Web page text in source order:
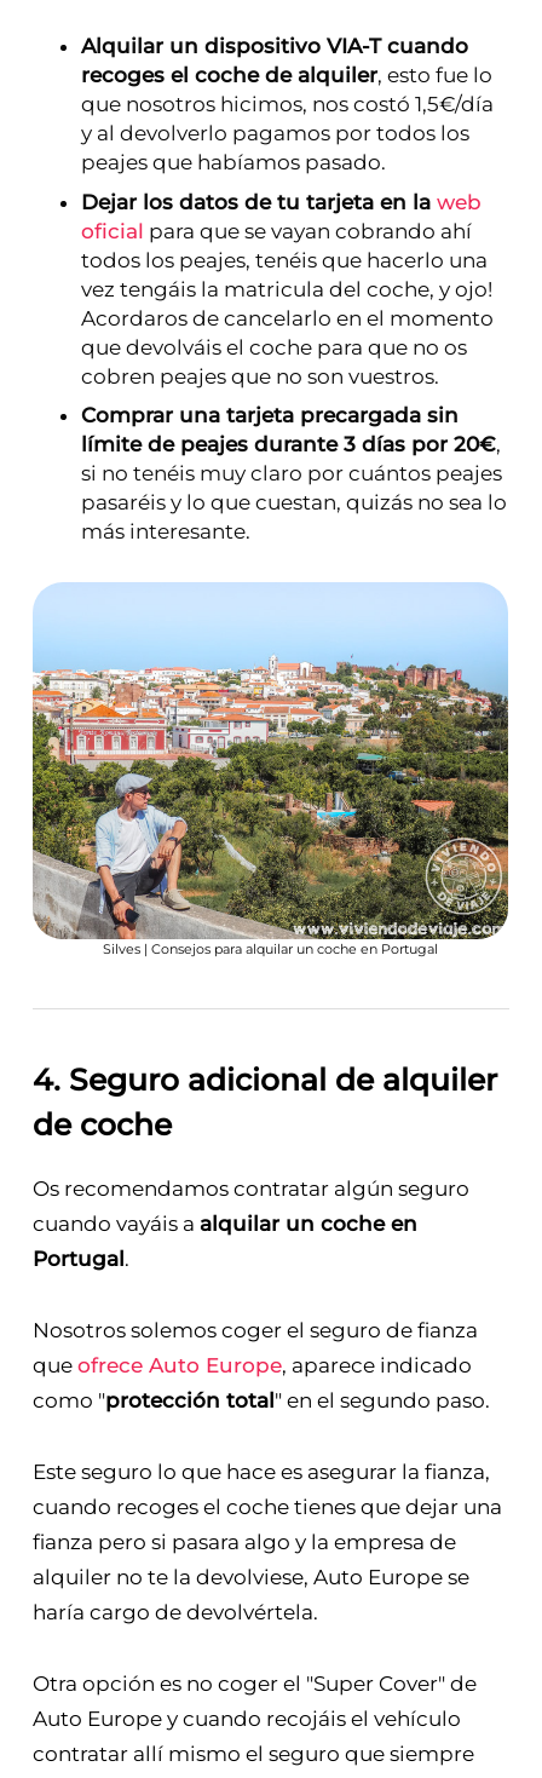
Alquilar un dispositivo VIA-T cuando
recoges el coche de alquiler, esto fue lo
que nosotros hicimos, nos costó 1,5€/día
y al devolverlo pagamos por todos los
peajes que habíamos pasado.
Dejar los datos de tu tarjeta en la web
oficial para que se vayan cobrando ahí
todos los peajes, tenéis que hacerlo una
vez tengáis la matricula del coche, y ojo!
Acordaros de cancelarlo en el momento
que devolváis el coche para que no os
cobren peajes que no son vuestros.
Comprar una tarjeta precargada sin
límite de peajes durante 3 días por 20€,
si no tenéis muy claro por cuántos peajes
pasaréis y lo que cuestan, quizás no sea lo
más interesante.
Silves | Consejos para alquilar un coche en Portugal
4. Seguro adicional de alquiler
de coche
Os recomendamos contratar algún seguro
cuando vayáis a alquilar un coche en
Portugal .
Nosotros solemos coger el seguro de fianza
que ofrece Auto Europe, aparece indicado
como "protección total " en el segundo paso.
Este seguro lo que hace es asegurar la fianza,
cuando recoges el coche tienes que dejar una
fianza pero si pasara algo y la empresa de
alquiler no te la devolviese, Auto Europe se
haría cargo de devolvértela.
Otra opción es no coger el "Super Cover" de
Auto Europe y cuando recojáis el vehículo
contratar allí mismo el seguro que siempre